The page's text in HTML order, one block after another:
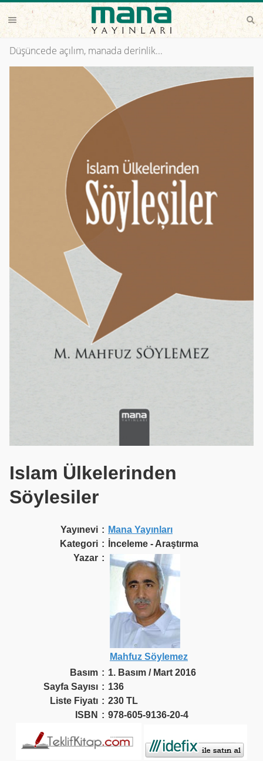
Düşüncede açılım, manada derinlik...
Islam Ülkelerinden
Söylesiler
Yayınevi : Mana Yayınları
Kategori :
İnceleme - Araştırma
Yazar :
Mahfuz Söylemez
Basım : 1. Basım / Mart 2016
Sayfa Sayısı : 136
Liste Fiyatı : 230 TL
ISBN : 978-605-9136-20-4